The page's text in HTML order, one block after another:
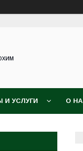
И УСЛУГИ О